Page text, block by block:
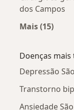
dos Campos
Mais (15)
Doenças
Depressão
Transtorno
Ansiedade